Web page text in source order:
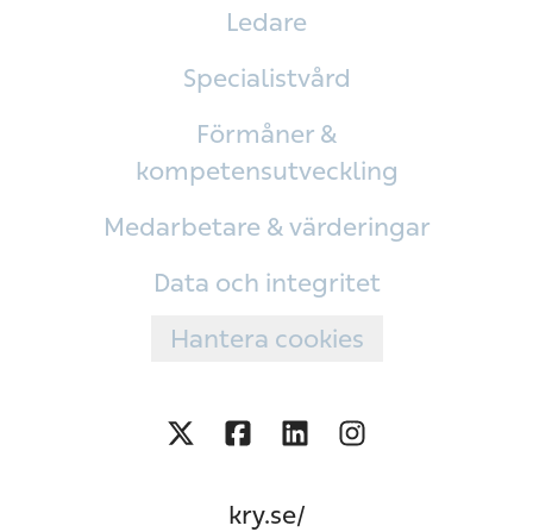
Ledare
Specialistvård
Förmåner &
kompetensutveckling
Medarbetare & värderingar
Data och integritet
Hantera cookies
kry.se/